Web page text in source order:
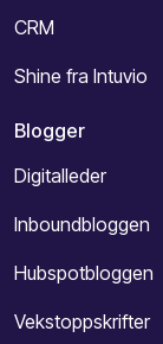
CRM
Shine fra Intuvio
Blogger
Digitalleder
Inboundbloggen
Hubspotbloggen
Vekstoppskrifter